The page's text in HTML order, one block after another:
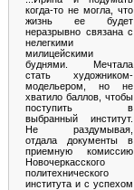
когда-то не могла, что
жизнь ее будет
неразрывно связана с
нелегкими
милицейскими
буднями. Мечтала
стать художником-
модельером, но не
хватило баллов, чтобы
поступить в
выбранный институт.
Не раздумывая,
отдала документы в
приемную комиссию
Новочеркасского
политехнического
института и с успехом